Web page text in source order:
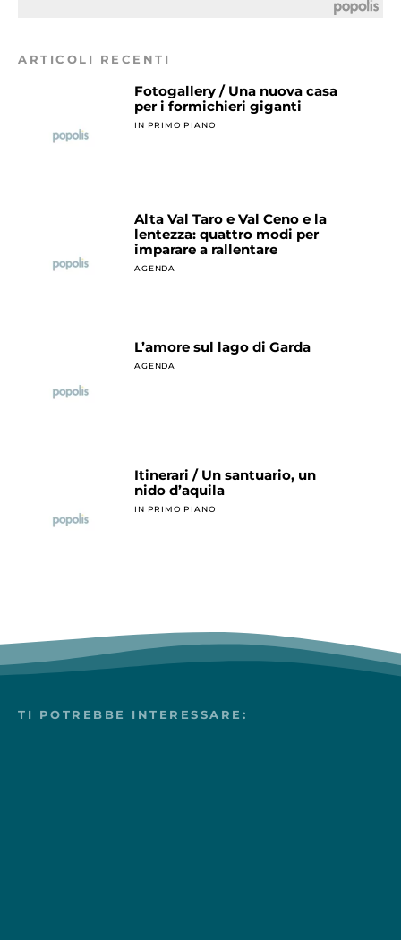
ARTICOLI RECENTI
Fotogallery / Una nuova casa
per i formichieri giganti
IN PRIMO PIANO
Alta Val Taro e Val Ceno e la
lentezza: quattro modi per
imparare a rallentare
AGENDA
L’amore sul lago di Garda
AGENDA
Itinerari / Un santuario, un
nido d’aquila
IN PRIMO PIANO
TI POTREBBE INTERESSARE: